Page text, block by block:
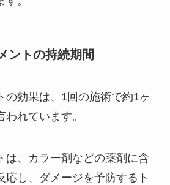
ントの持続期間
の効果は、1回の施術で約1ヶ
れています。
は、カラー剤などの薬剤に含
応し、ダメージを予防するト